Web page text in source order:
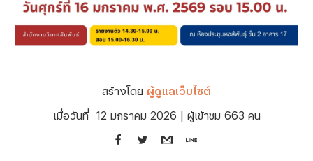
สร้างโดย ผู้ดูแลเว็บไซต์
เมื่อวันที่ 12 มกราคม 2026 | ผู้เข้าชม 663 คน